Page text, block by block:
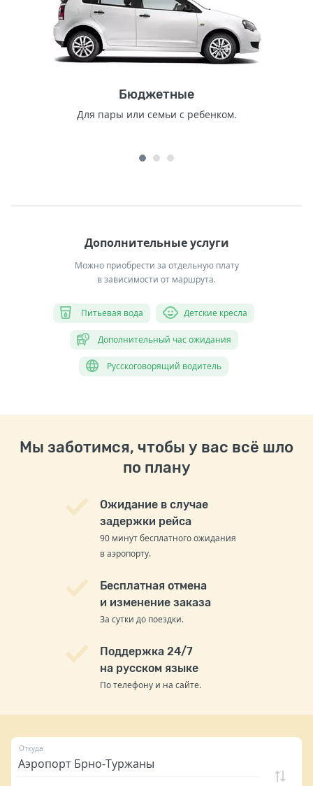
Бюджетные
Для пары или семьи с ребенком.
Дополнительные услуги
Можно приобрести за отдельную плату
в зависимости от маршрута.
Питьевая вода Детские кресла
Дополнительный час ожидания
Русскоговорящий водитель
Мы заботимся, чтобы у вас всё шло
по плану
Ожидание в случае
задержки рейса
90 минут бесплатного ожидания
в аэропорту.
Бесплатная отмена
и изменение заказа
За сутки до поездки.
Поддержка 24/7
на русском языке
По телефону и на сайте.
Откуда